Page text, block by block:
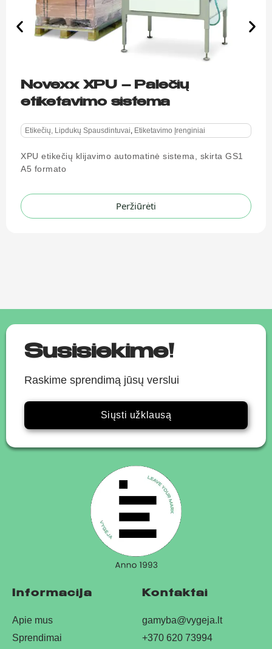
Novexx XPU – Palečių
etiketavimo sistema
Etikečių, Lipdukų Spausdintuvai,Etiketavimo Įrenginiai
XPU etikečių klijavimo automatinė sistema, skirta GS1
A5 formato
Peržiūrėti
Susisiekime!
Raskime sprendimą jūsų verslui
Siųsti užklausą
Informacija
Apie mus
Sprendimai
Kontaktai
gamyba@vygeja.lt
+370 620 73994